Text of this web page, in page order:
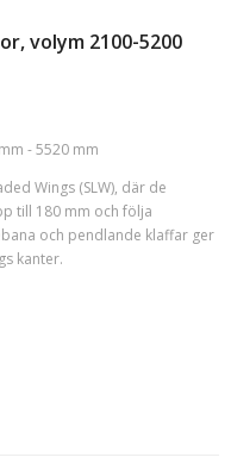
volym 2100-5200
- 5520 mm
Wings (SLW), där de
till 180 mm och följa
och pendlande klaffar ger
kanter.